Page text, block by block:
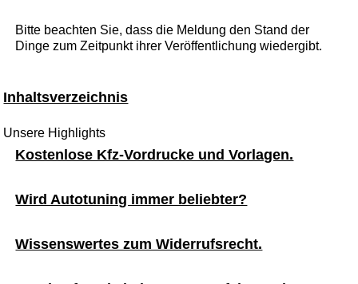
Bitte beachten Sie, dass die Meldung den Stand der
Dinge zum Zeitpunkt ihrer Veröffentlichung wiedergibt.
Inhaltsverzeichnis
Unsere Highlights
Kostenlose Kfz-Vordrucke und Vorlagen.
Wird Autotuning immer beliebter?
Wissenswertes zum Widerrufsrecht.